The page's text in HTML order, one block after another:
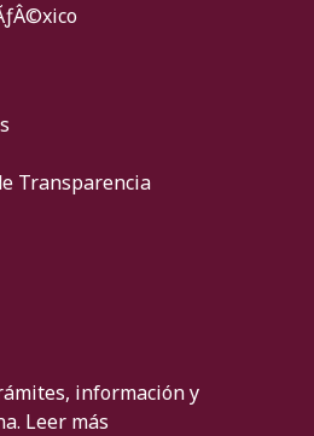
Transparencia
información y
Leer más